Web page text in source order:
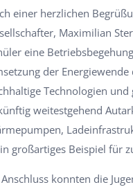
einer herzlichen
Maximilian
eine
der
Technologien
weitestgehend
großartiges Beispiel für
konnten die